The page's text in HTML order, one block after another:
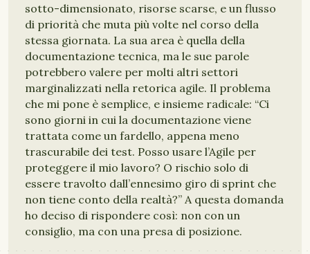
sotto-dimensionato, risorse scarse, e un flusso
di priorità che muta più volte nel corso della
stessa giornata. La sua area è quella della
documentazione tecnica, ma le sue parole
potrebbero valere per molti altri settori
marginalizzati nella retorica agile. Il problema
che mi pone è semplice, e insieme radicale: “Ci
sono giorni in cui la documentazione viene
trattata come un fardello, appena meno
trascurabile dei test. Posso usare l’Agile per
proteggere il mio lavoro? O rischio solo di
essere travolto dall’ennesimo giro di sprint che
non tiene conto della realtà?” A questa domanda
ho deciso di rispondere così: non con un
consiglio, ma con una presa di posizione.